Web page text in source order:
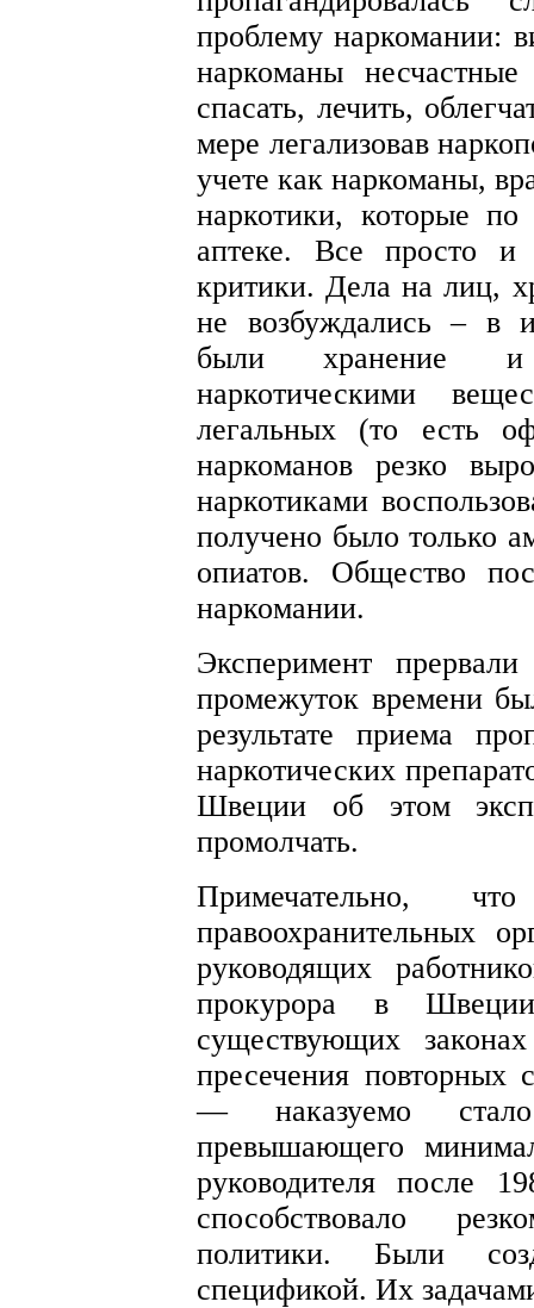
проблему наркомании:
наркоманы
спасать, лечить,
мере легализовав
учете как наркоманы,
наркотики, которые
аптеке. Все просто
критики. Дела на лиц,
не возбуждались – в
были хранение и
наркотическими
легальных (то есть
наркоманов резко
наркотиками
получено было только
опиатов. Общество
наркомании.
Эксперимент
промежуток времени
результате приема
наркотических
Швеции об этом
промолчать.
Примечательно,
правоохранительных
руководящих
прокурора в
существующих
пресечения повторных
— наказуемо
превышающего
руководителя после
способствовало
политики. Были
спецификой. Их